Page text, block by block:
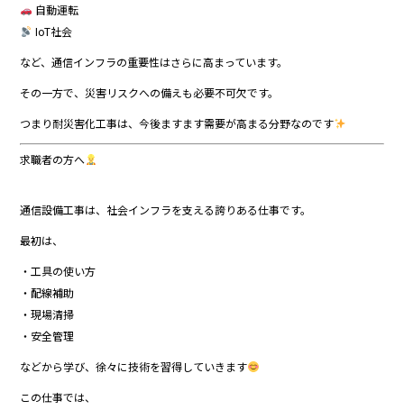
自動運転
IoT社会
など、通信インフラの重要性はさらに高まっています。
その一方で、災害リスクへの備えも必要不可欠です。
つまり耐災害化工事は、今後ますます需要が高まる分野なのです
求職者の方へ
通信設備工事は、社会インフラを支える誇りある仕事です。
最初は、
・工具の使い方
・配線補助
・現場清掃
・安全管理
などから学び、徐々に技術を習得していきます
この仕事では、